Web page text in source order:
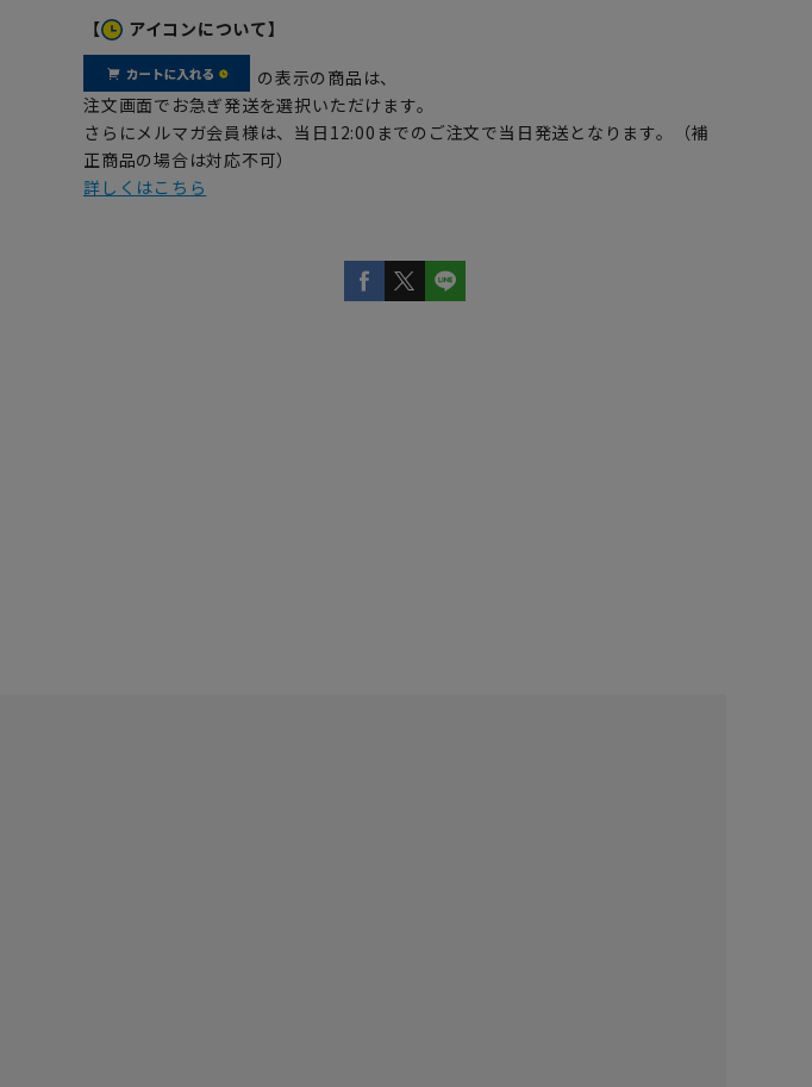
【 アイコンについて】
の表示の商品は、
注文画面でお急ぎ発送を選択いただけます。
さらにメルマガ会員様は、当日12:00までのご注文で当日発送となります。（補
正商品の場合は対応不可）
詳しくはこちら